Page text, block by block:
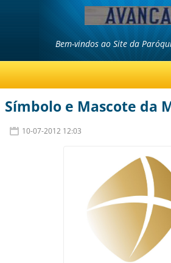
Bem-vindos ao Site da
Símbolo e Mascote da
10-07-2012 12:03